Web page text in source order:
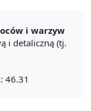
i warzyw
i detaliczną (tj.
46.31